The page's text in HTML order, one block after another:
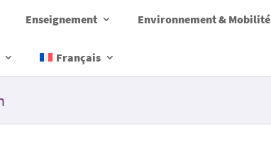
Enseignement Environnement & Mobilité
Français